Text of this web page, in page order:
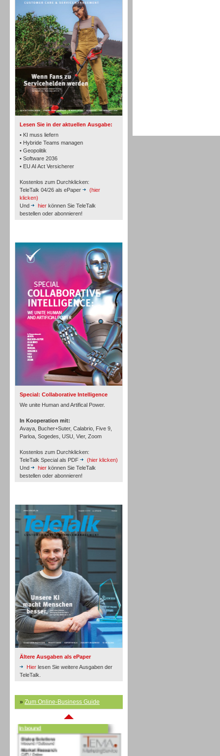
Lesen Sie in der aktuellen Ausgabe:
• KI muss liefern
• Hybride Teams managen
• Geopolitik
• Software 2036
• EU AI Act Versicherer
Kostenlos zum Durchklicken:
TeleTalk 04/26 als ePaper
(hier
klicken)
Und
hier können Sie TeleTalk
bestellen oder abonnieren!
Special: Collaborative Intelligence
We unite Human and Artifical Power.
In Kooperation mit:
Avaya, Bucher+Suter, Calabrio, Five 9,
Parloa, Sogedes, USU, Vier, Zoom
Kostenlos zum Durchklicken:
TeleTalk Special als PDF
(hier klicken)
Und
hier können Sie TeleTalk
bestellen oder abonnieren!
Ältere Ausgaben als ePaper
Hier lesen Sie weitere Ausgaben der
TeleTalk.
» Zum Online-Business Guide
TK- und ACD-Systeme
Workforce-Management
Personal
Inbound
Inbound
Inbound